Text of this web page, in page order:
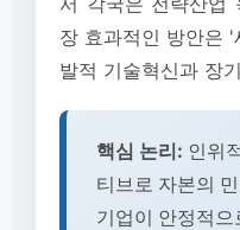
장 효과적인 방안은
발적 기술혁신과 장
핵심 논리: 인위
티브로 자본의
기업이 안정적